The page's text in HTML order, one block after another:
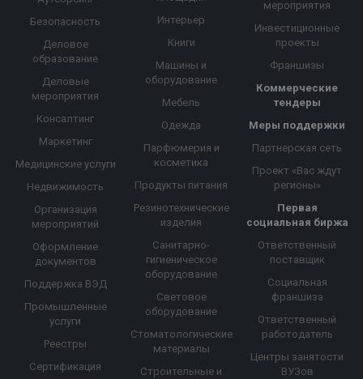
Безопасность
Деловое
образование
Деловые
мероприятия
Консалтинг
Маркетинг
Медицинские услуги
Недвижимость
Организация
мероприятий
Оформление
документов
Поддержка ВЭД
Промышленные
услуги
Реестры
Сертификация
Интерьер
Книги
Машины и
оборудование
Мебель
Одежда
Парфюмерия и
косметика
Продукты питания
Резинотехнические
изделия
Санитарно-
гигиеническое
оборудование
Световое
оборудование
Стоматологические
материалы
Строительные и
мероприятия
Инвестиционные
проекты
Франшизы
Коммерческие
тендеры
Меры поддержки
Партнерская сеть
Проект «Вас ждут
регионы»
Первая
социальная биржа
Ответственный
поставщик
Социальная
франшиза
Ответственный
работодатель
Центры занятости
ВУЗов